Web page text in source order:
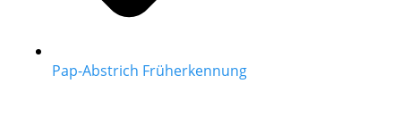
Pap-Abstrich Früherkennung